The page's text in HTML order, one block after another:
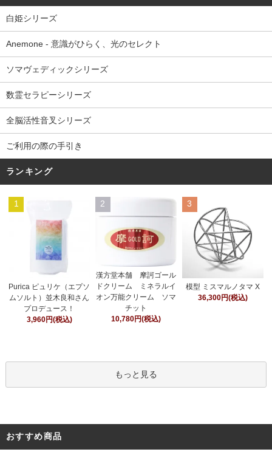
白姫シリーズ
Anemone - 意識がひらく、光のセレクト
ソマヴェディックシリーズ
数霊セラピーシリーズ
全脳活性音叉シリーズ
ご利用の際の手引き
ランキング
1
Purica ピュリケ（エプソ
ムソルト）並木良和さん
プロデュース！
3,960円(税込)
2
漢方堂本舗 摩訶ゴール
ドクリーム ミネラルイ
オン万能クリーム ソマ
チット
10,780円(税込)
3
模型 ミスマルノタマ X
36,300円(税込)
もっと見る
おすすめ商品